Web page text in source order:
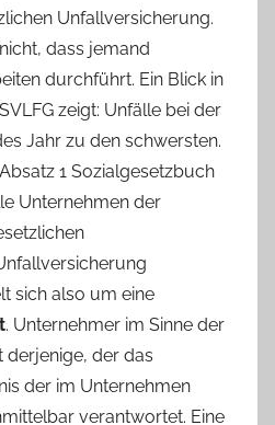
Unfallversicherung.
dass jemand
durchführt. Ein Blick in
zeigt: Unfälle bei der
Jahr zu den schwersten.
1 Sozialgesetzbuch
Unternehmen der
sich also um eine
. Unternehmer im Sinne der
derjenige, der das
der im Unternehmen
verantwortet. Eine